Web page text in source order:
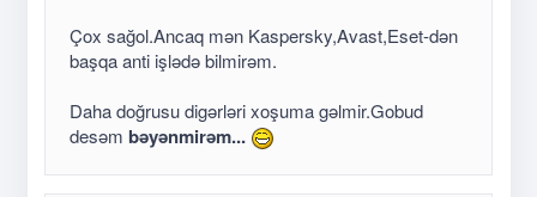
Çox sağol.Ancaq mən Kaspersky,Avast,Eset-dən
başqa anti işlədə bilmirəm.
Daha doğrusu digərləri xoşuma gəlmir.Gobud
desəm bəyənmirəm...